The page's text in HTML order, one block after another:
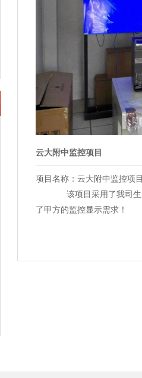
云大附中监控项目
项目名称：云大附中监控项
该项目采用了我司生产的
了甲方的监控显示需求！